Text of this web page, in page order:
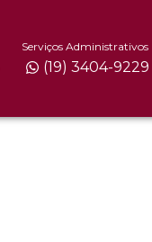
Serviços Administrativos
(19) 3404-9229